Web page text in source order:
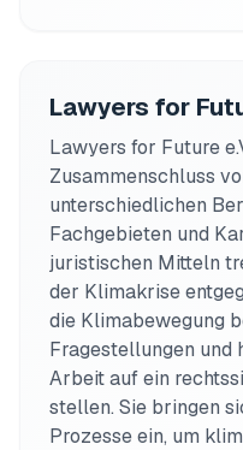
Lawyers for
Lawyers for Future
Zusammenschluss
unterschiedlichen
Fachgebieten und
juristischen Mitteln
der Klimakrise
die Klimabewegung
Fragestellungen und
Arbeit auf ein
stellen. Sie bringen
Prozesse ein, um